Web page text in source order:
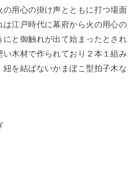
の用心の掛け声とともに打つ場面
は江戸時代に幕府から火の用心の
にと御触れが出て始まったとされ
い木材で作られており２本１組み
紐を結ばないかまぼこ型拍子木な